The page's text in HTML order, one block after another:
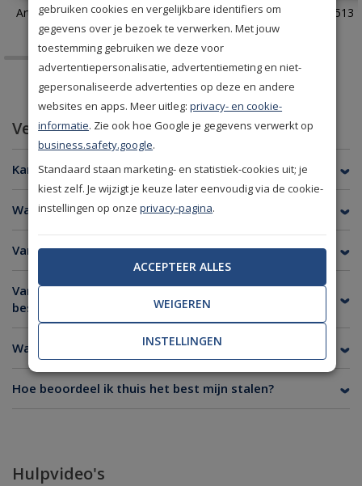
Arte Monsoon Facet 75301 Eijffinger Terra 391513
Veelgestelde vragen
Kan ik van elk behang een staal bestellen?
Wat is de afmeting van een behangstaal?
Van welke merken kan ik een staal bestellen?
Van welke merken is er geen stalenservice
beschikbaar?
Wanneer heb ik de stalen in huis?
Hoe beoordeel ik thuis het best mijn stalen?
Hulpvideo's
gebruiken cookies en vergelijkbare identifiers om
gegevens over je bezoek te verwerken. Met jouw
toestemming gebruiken we deze voor
advertentiepersonalisatie, advertentiemeting en niet-
gepersonaliseerde advertenties op deze en andere
websites en apps. Meer uitleg:privacy- en cookie-
informatie. Zie ook hoe Google je gegevens verwerkt op
business.safety.google.
Standaard staan marketing- en statistiek-cookies uit; je
kiest zelf. Je wijzigt je keuze later eenvoudig via de cookie-
instellingen op onzeprivacy-pagina.
ACCEPTEER ALLES
WEIGEREN
INSTELLINGEN